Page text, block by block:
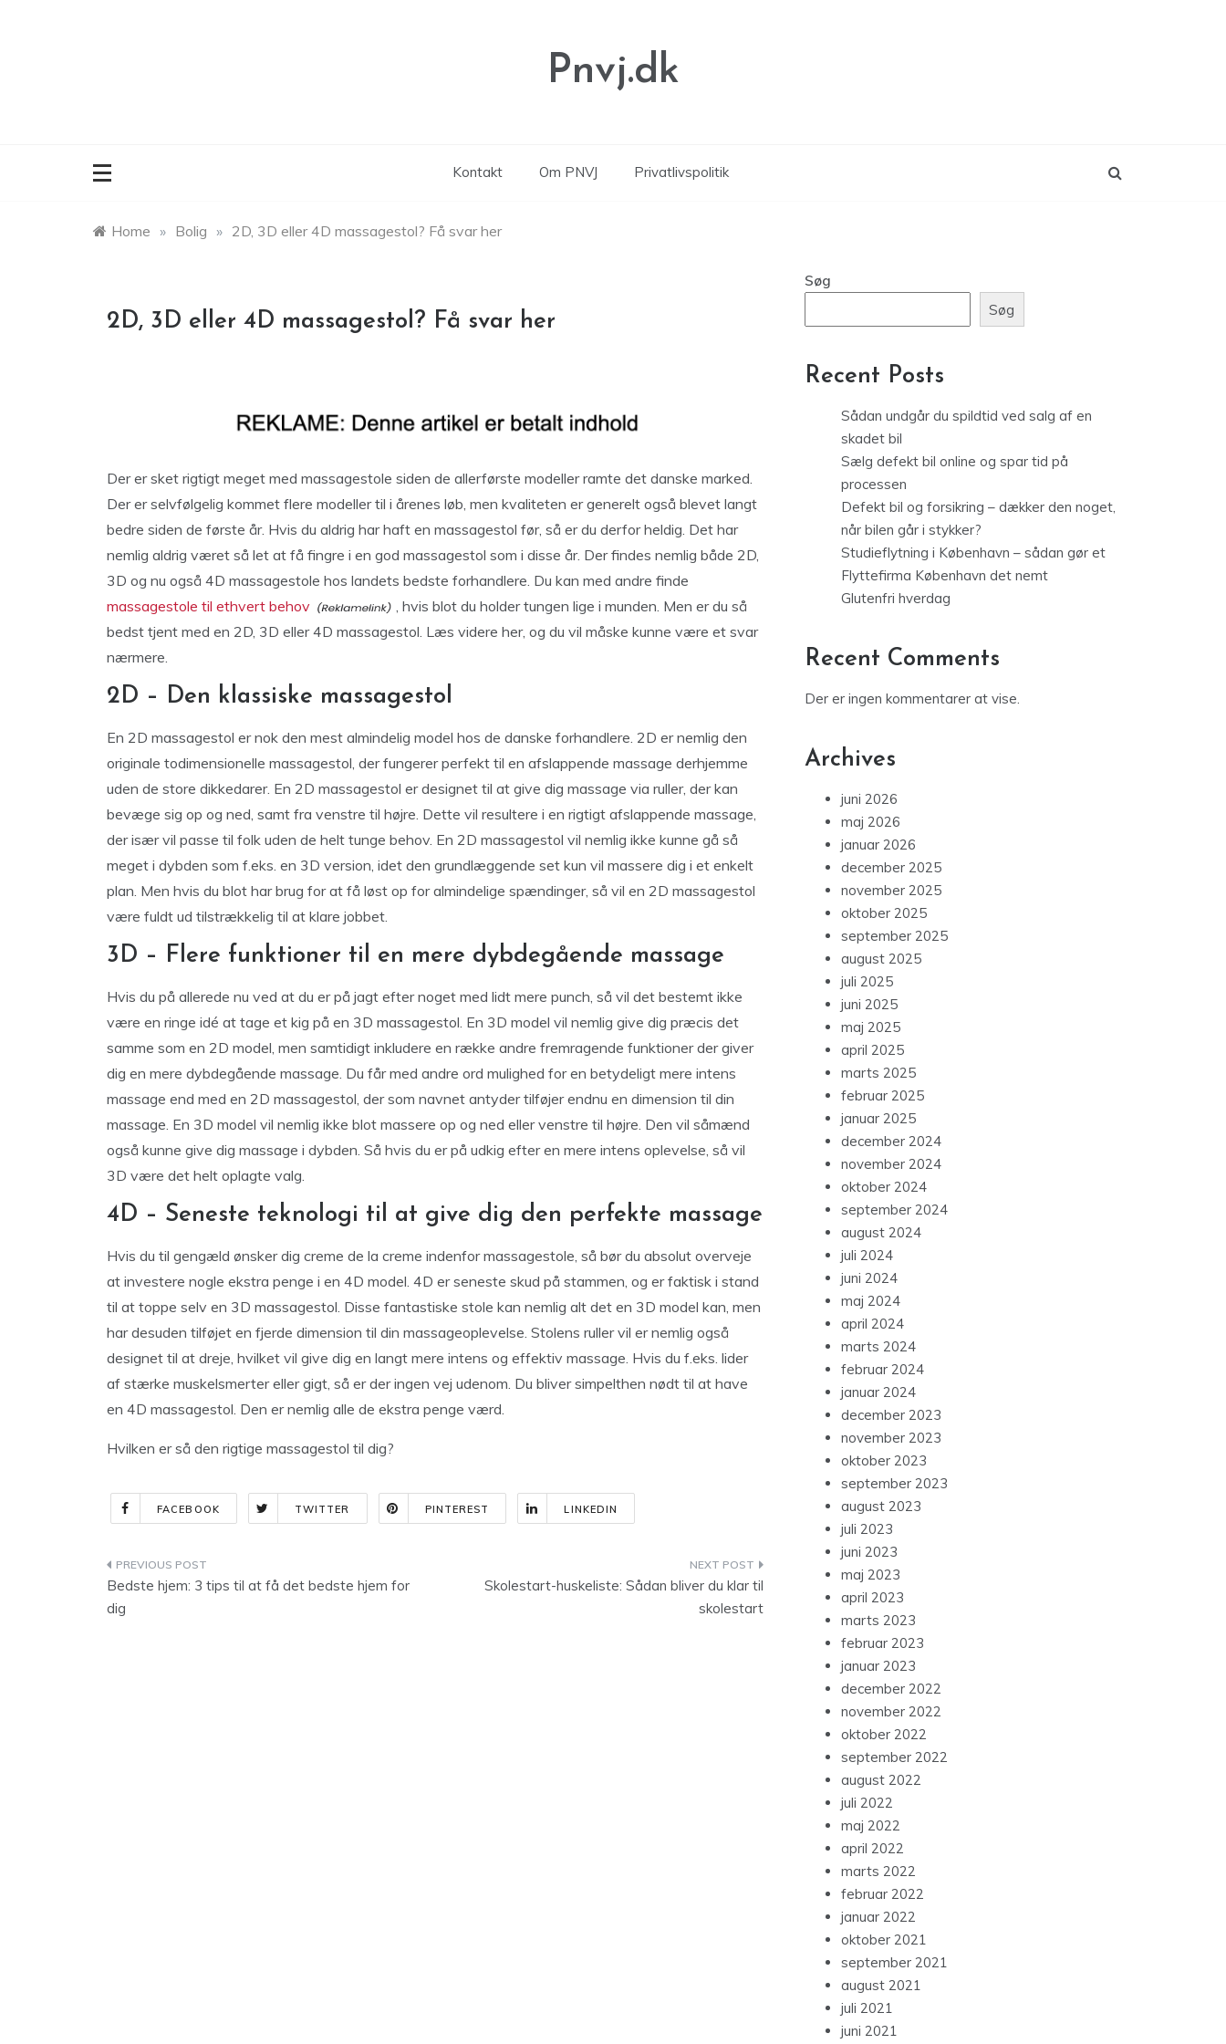
Pnvj.dk
Kontakt Om PNVJ Privatlivspolitik
Home » Bolig » 2D, 3D eller 4D massagestol? Få svar her
2D, 3D eller 4D massagestol? Få svar her
Der er sket rigtigt meget med massagestole siden de allerførste modeller ramte det danske marked.
Der er selvfølgelig kommet flere modeller til i årenes løb, men kvaliteten er generelt også blevet langt
bedre siden de første år. Hvis du aldrig har haft en massagestol før, så er du derfor heldig. Det har
nemlig aldrig været så let at få fingre i en god massagestol som i disse år. Der findes nemlig både 2D,
3D og nu også 4D massagestole hos landets bedste forhandlere. Du kan med andre finde
massagestole til ethvert behov
, hvis blot du holder tungen lige i munden. Men er du så
bedst tjent med en 2D, 3D eller 4D massagestol. Læs videre her, og du vil måske kunne være et svar
nærmere.
2D – Den klassiske massagestol
En 2D massagestol er nok den mest almindelig model hos de danske forhandlere. 2D er nemlig den
originale todimensionelle massagestol, der fungerer perfekt til en afslappende massage derhjemme
uden de store dikkedarer. En 2D massagestol er designet til at give dig massage via ruller, der kan
bevæge sig op og ned, samt fra venstre til højre. Dette vil resultere i en rigtigt afslappende massage,
der især vil passe til folk uden de helt tunge behov. En 2D massagestol vil nemlig ikke kunne gå så
meget i dybden som f.eks. en 3D version, idet den grundlæggende set kun vil massere dig i et enkelt
plan. Men hvis du blot har brug for at få løst op for almindelige spændinger, så vil en 2D massagestol
være fuldt ud tilstrækkelig til at klare jobbet.
3D – Flere funktioner til en mere dybdegående massage
Hvis du på allerede nu ved at du er på jagt efter noget med lidt mere punch, så vil det bestemt ikke
være en ringe idé at tage et kig på en 3D massagestol. En 3D model vil nemlig give dig præcis det
samme som en 2D model, men samtidigt inkludere en række andre fremragende funktioner der giver
dig en mere dybdegående massage. Du får med andre ord mulighed for en betydeligt mere intens
massage end med en 2D massagestol, der som navnet antyder tilføjer endnu en dimension til din
massage. En 3D model vil nemlig ikke blot massere op og ned eller venstre til højre. Den vil såmænd
også kunne give dig massage i dybden. Så hvis du er på udkig efter en mere intens oplevelse, så vil
3D være det helt oplagte valg.
4D – Seneste teknologi til at give dig den perfekte massage
Hvis du til gengæld ønsker dig creme de la creme indenfor massagestole, så bør du absolut overveje
at investere nogle ekstra penge i en 4D model. 4D er seneste skud på stammen, og er faktisk i stand
til at toppe selv en 3D massagestol. Disse fantastiske stole kan nemlig alt det en 3D model kan, men
har desuden tilføjet en fjerde dimension til din massageoplevelse. Stolens ruller vil er nemlig også
designet til at dreje, hvilket vil give dig en langt mere intens og effektiv massage. Hvis du f.eks. lider
af stærke muskelsmerter eller gigt, så er der ingen vej udenom. Du bliver simpelthen nødt til at have
en 4D massagestol. Den er nemlig alle de ekstra penge værd.
Hvilken er så den rigtige massagestol til dig?
FACEBOOK TWITTER PINTEREST LINKEDIN
Indlægsnavigation
Bedste hjem: 3 tips til at få det bedste hjem for
dig
Skolestart-huskeliste: Sådan bliver du klar til
skolestart
Søg
Søg
Recent Posts
Sådan undgår du spildtid ved salg af en
skadet bil
Sælg defekt bil online og spar tid på
processen
Defekt bil og forsikring – dækker den noget,
når bilen går i stykker?
Studieflytning i København – sådan gør et
Flyttefirma København det nemt
Glutenfri hverdag
Recent Comments
Der er ingen kommentarer at vise.
Archives
juni 2026
maj 2026
januar 2026
december 2025
november 2025
oktober 2025
september 2025
august 2025
juli 2025
juni 2025
maj 2025
april 2025
marts 2025
februar 2025
januar 2025
december 2024
november 2024
oktober 2024
september 2024
august 2024
juli 2024
juni 2024
maj 2024
april 2024
marts 2024
februar 2024
januar 2024
december 2023
november 2023
oktober 2023
september 2023
august 2023
juli 2023
juni 2023
maj 2023
april 2023
marts 2023
februar 2023
januar 2023
december 2022
november 2022
oktober 2022
september 2022
august 2022
juli 2022
maj 2022
april 2022
marts 2022
februar 2022
januar 2022
oktober 2021
september 2021
august 2021
juli 2021
juni 2021